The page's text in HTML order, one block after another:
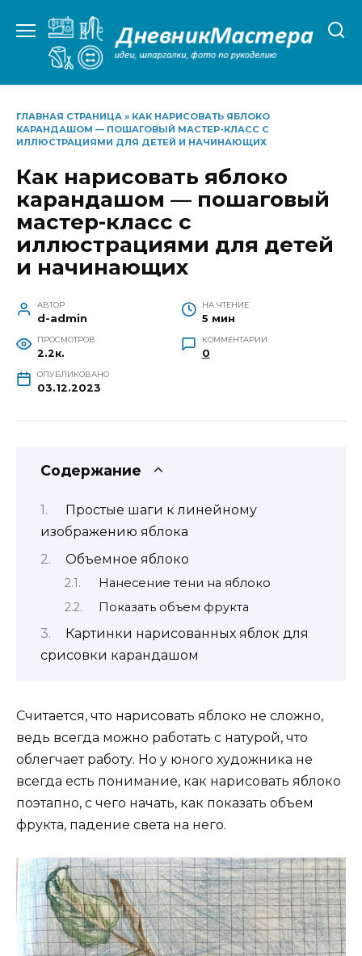
содержанию
ГЛАВНАЯ СТРАНИЦА » КАК НАРИСОВАТЬ ЯБЛОКО
КАРАНДАШОМ — ПОШАГОВЫЙ МАСТЕР-КЛАСС С
ИЛЛЮСТРАЦИЯМИ ДЛЯ ДЕТЕЙ И НАЧИНАЮЩИХ
Как нарисовать яблоко
карандашом — пошаговый
мастер-класс с
иллюстрациями для детей
и начинающих
АВТОР
d-admin
НА ЧТЕНИЕ
5 мин
ПРОСМОТРОВ
2.2к.
КОММЕНТАРИИ
0
ОПУБЛИКОВАНО
03.12.2023
Содержание
Простые шаги к линейному
изображению яблока
Объемное яблоко
Нанесение тени на яблоко
Показать объем фрукта
Картинки нарисованных яблок для
срисовки карандашом
Считается, что нарисовать яблоко не сложно,
ведь всегда можно работать с натурой, что
облегчает работу. Но у юного художника не
всегда есть понимание, как нарисовать яблоко
поэтапно, с чего начать, как показать объем
фрукта, падение света на него.